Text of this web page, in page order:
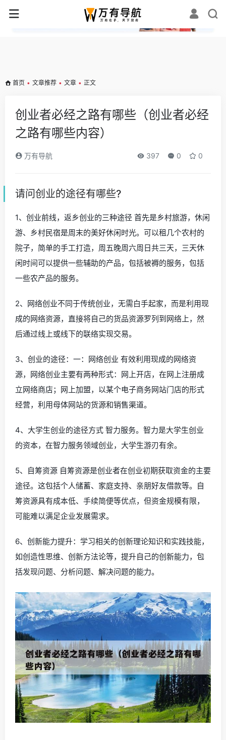
✕
首页 • 文章推荐 • 文章 • 正文
创业者必经之路有哪些（创业者必经
之路有哪些内容）
万有导航 397 0 0
请问创业的途径有哪些?
1、创业前线，返乡创业的三种途径 首先是乡村旅游，休闲
游、乡村民宿是周末的美好休闲时光。可以租几个农村的
院子，简单的手工打造，周五晚周六周日共三天，三天休
闲时间可以提供一些辅助的产品，包括被褥的服务，包括
一些农产品的服务。
2、网络创业不同于传统创业，无需白手起家，而是利用现
成的网络资源，直接将自己的货品资源罗列到网络上，然
后通过线上或线下的联络实现交易。
3、创业的途径：一：网络创业 有效利用现成的网络资
源，网络创业主要有两种形式：网上开店，在网上注册成
立网络商店；网上加盟，以某个电子商务网站门店的形式
经营，利用母体网站的货源和销售渠道。
4、大学生创业的途径方式 智力服务。智力是大学生创业
的资本，在智力服务领域创业，大学生游刃有余。
5、自筹资源 自筹资源是创业者在创业初期获取资金的主要
途径。这包括个人储蓄、家庭支持、亲朋好友借款等。自
筹资源具有成本低、手续简便等优点，但资金规模有限，
可能难以满足企业发展需求。
6、创新能力提升：学习相关的创新理论知识和实践技能，
如创造性思维、创新方法论等，提升自己的创新能力，包
括发现问题、分析问题、解决问题的能力。